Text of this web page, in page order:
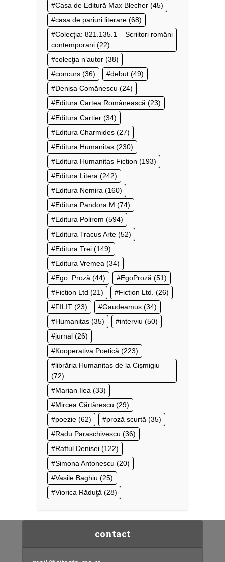
Casa de Editură Max Blecher (45)
casa de pariuri literare (68)
Colecţia: 821.135.1 – Scriitori români
contemporani (22)
colecţia n’autor (38)
concurs (36) debut (49)
Denisa Comănescu (24)
Editura Cartea Românească (23)
Editura Cartier (34)
Editura Charmides (27)
Editura Humanitas (230)
Editura Humanitas Fiction (193)
Editura Litera (242)
Editura Nemira (160)
Editura Pandora M (74)
Editura Polirom (594)
Editura Tracus Arte (52)
Editura Trei (149)
Editura Vremea (34)
Ego. Proză (44) EgoProză (51)
Fiction Ltd (21) Fiction Ltd. (26)
FILIT (23) Gaudeamus (34)
Humanitas (35) interviu (50)
jurnal (26)
Kooperativa Poetică (223)
librăria Humanitas de la Cișmigiu
(72)
Marian Ilea (33)
Mircea Cărtărescu (29)
poezie (62) proză scurtă (35)
Radu Paraschivescu (36)
Raftul Denisei (122)
Simona Antonescu (20)
Vasile Baghiu (25)
Viorica Răduţă (28)
contact